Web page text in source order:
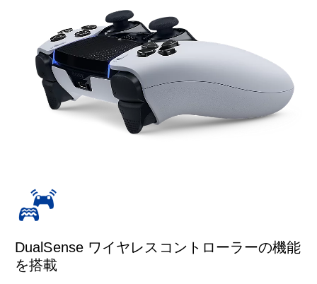
DualSense ワイヤレスコントローラーの機能
を搭載